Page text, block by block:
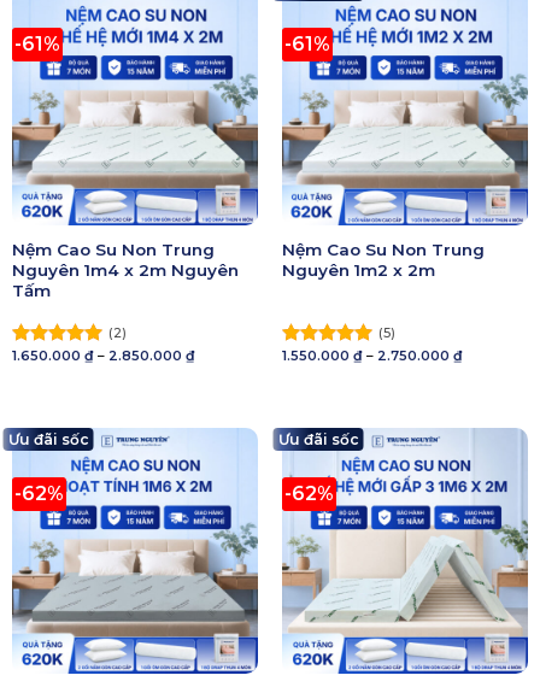
-61%
Nệm Cao Su Non Trung
Nguyên 1m4 x 2m Nguyên
Tấm
Được xếp
(2)
1.650.000 ₫ – 2.850.000 ₫Khoảng
giá:
-61%
Nệm Cao Su Non Trung
Nguyên 1m2 x 2m
Được xếp
(5)
1.550.000 ₫ – 2.750.000 ₫Khoảng
giá:
-62%
Ưu đãi sốc
-62%
Ưu đãi sốc